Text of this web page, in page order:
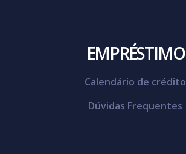
EMPRÉSTIMO
Calendário de crédito
Dúvidas Frequentes